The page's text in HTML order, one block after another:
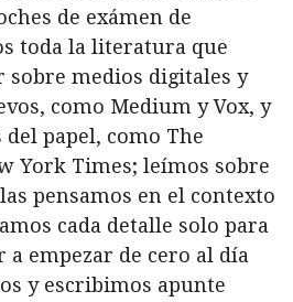
de exámen de
toda la literatura que
medios digitales y
como Medium y Vox, y
papel, como The
York Times; leímos sobre
pensamos en el contexto
cada detalle solo para
empezar de cero al día
y escribimos apunte